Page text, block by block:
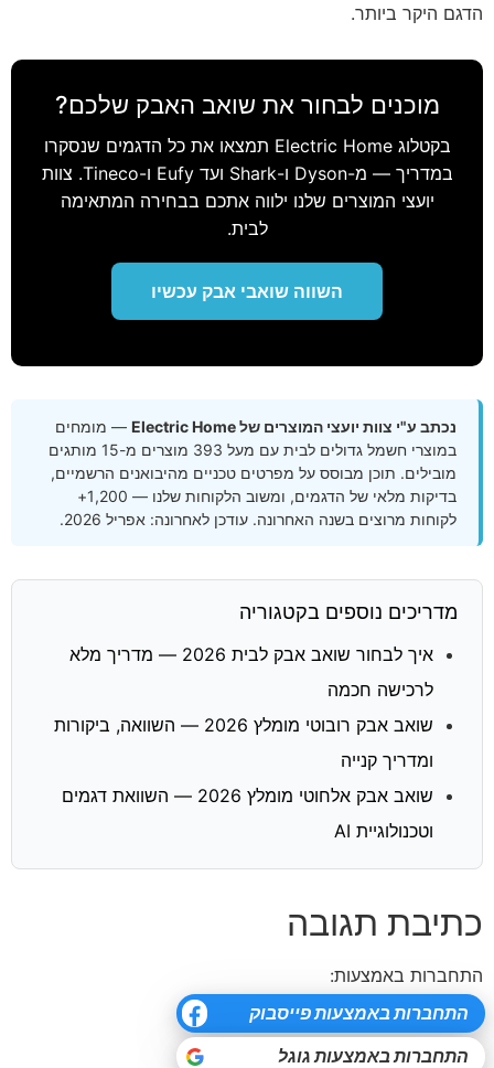
הדגם היקר ביותר.
מוכנים לבחור את שואב האבק שלכם?
בקטלוג Electric Home תמצאו את כל הדגמים שנסקרו
במדריך — מ-Dyson ו-Shark ועד Eufy ו-Tineco. צוות
יועצי המוצרים שלנו ילווה אתכם בבחירה המתאימה
לבית.
השווה שואבי אבק עכשיו
נכתב ע"י צוות יועצי המוצרים של Electric Home
— מומחים
במוצרי חשמל גדולים לבית עם מעל 393 מוצרים מ-15 מותגים
מובילים. תוכן מבוסס על מפרטים טכניים מהיבואנים הרשמיים,
בדיקות מלאי של הדגמים, ומשוב הלקוחות שלנו — 1,200+
לקוחות מרוצים בשנה האחרונה. עודכן לאחרונה: אפריל 2026.
מדריכים נוספים בקטגוריה
איך לבחור שואב אבק לבית 2026 — מדריך מלא
לרכישה חכמה
שואב אבק רובוטי מומלץ 2026 — השוואה, ביקורות
ומדריך קנייה
שואב אבק אלחוטי מומלץ 2026 — השוואת דגמים
וטכנולוגיית AI
כתיבת תגובה
התחברות באמצעות: